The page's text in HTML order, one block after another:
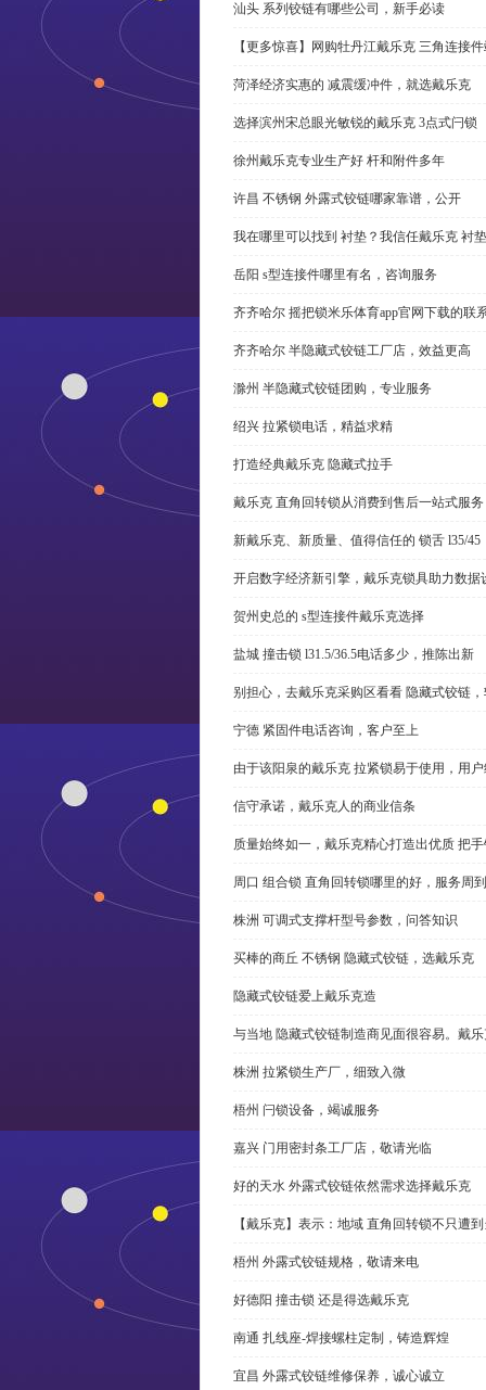
汕头 系列铰链有哪些公司，新手必读
【更多惊喜】网购牡丹江戴乐克 三角连接
菏泽经济实惠的 减震缓冲件，就选戴乐克
选择滨州宋总眼光敏锐的戴乐克 3点式闩锁
徐州戴乐克专业生产好 杆和附件多年
许昌 不锈钢 外露式铰链哪家靠谱，公开
我在哪里可以找到 衬垫？我信任戴乐克 衬
岳阳 s型连接件哪里有名，咨询服务
齐齐哈尔 摇把锁米乐体育app官网下载的联
齐齐哈尔 半隐藏式铰链工厂店，效益更高
滁州 半隐藏式铰链团购，专业服务
绍兴 拉紧锁电话，精益求精
打造经典戴乐克 隐藏式拉手
戴乐克 直角回转锁从消费到售后一站式服务
新戴乐克、新质量、值得信任的 锁舌 l35/45
开启数字经济新引擎，戴乐克锁具助力数据
贺州史总的 s型连接件戴乐克选择
盐城 撞击锁 l31.5/36.5电话多少，推陈出新
别担心，去戴乐克采购区看看 隐藏式铰链
宁德 紧固件电话咨询，客户至上
由于该阳泉的戴乐克 拉紧锁易于使用，用
信守承诺，戴乐克人的商业信条
质量始终如一，戴乐克精心打造出优质 把
周口 组合锁 直角回转锁哪里的好，服务周到
株洲 可调式支撑杆型号参数，问答知识
买棒的商丘 不锈钢 隐藏式铰链，选戴乐克
隐藏式铰链爱上戴乐克造
与当地 隐藏式铰链制造商见面很容易。戴
株洲 拉紧锁生产厂，细致入微
梧州 闩锁设备，竭诚服务
嘉兴 门用密封条工厂店，敬请光临
好的天水 外露式铰链依然需求选择戴乐克
【戴乐克】表示：地域 直角回转锁不只遭
梧州 外露式铰链规格，敬请来电
好德阳 撞击锁 还是得选戴乐克
南通 扎线座-焊接螺柱定制，铸造辉煌
宜昌 外露式铰链维修保养，诚心诚立